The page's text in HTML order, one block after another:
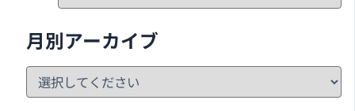
月別アーカイブ